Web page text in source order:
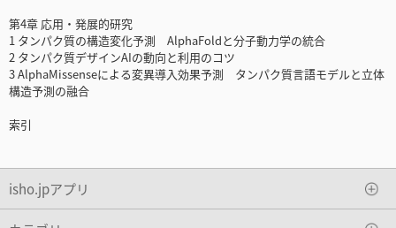
第4章 応用・発展的研究
1 タンパク質の構造変化予測 AlphaFoldと分子動力学の統合
2 タンパク質デザインAIの動向と利用のコツ
3 AlphaMissenseによる変異導入効果予測 タンパク質言語モデルと立体
構造予測の融合
索引
isho.jpアプリ